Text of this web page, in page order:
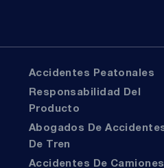
Accidentes Peatonales
Responsabilidad Del
Producto
Abogados De Accidentes
De Tren
Accidentes De Camiones